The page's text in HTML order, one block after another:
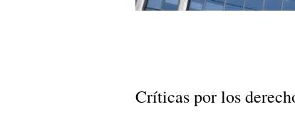
Críticas por los